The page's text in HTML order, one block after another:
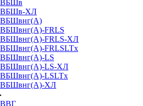
ВБШв
ВБШв-ХЛ
ВБШвнг(А)
ВБШвнг(А)-FRLS
ВБШвнг(А)-FRLS-ХЛ
ВБШвнг(А)-FRLSLTx
ВБШвнг(А)-LS
ВБШвнг(А)-LS-ХЛ
ВБШвнг(А)-LSLTx
ВБШвнг(А)-ХЛ
ВВГ